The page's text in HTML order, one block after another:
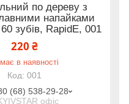
по дереву з
напайками
зубів, RapidE, 001
220 ₴
в наявності
001
(68) 538-29-28
офіс